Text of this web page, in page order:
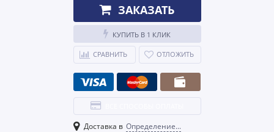
ЗАКАЗАТЬ
КУПИТЬ В 1 КЛИК
СРАВНИТЬ ОТЛОЖИТЬ
Доставка в Определение...